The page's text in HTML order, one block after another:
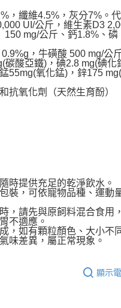
，纖維4.5%，灰分7%。
UI/公斤，維生素D3
150 mg/公斤、鈣1.8%、磷
，牛磺酸 500 mg/公
碳酸亞鐵)，碘2.8 mg(碘化
55mg(氧化錳)，鋅175
抗氧化劑（天然生育酚）
時提供充足的乾淨飲水。
裝，可依寵物品種、運動
，請先與原飼料混合食用
不適應。
，如有顆粒顏色、大小不
味差異，屬正常現象。
顯示